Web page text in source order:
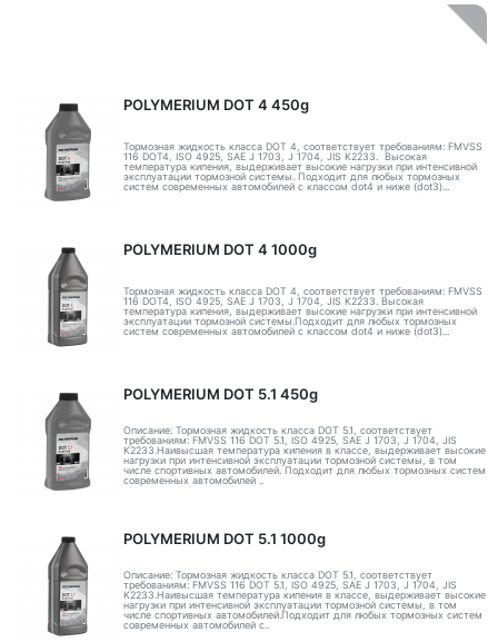
POLYMERIUM DOT 4 450g
Тормозная жидкость класса DOT 4, соответствует требованиям: FMVSS
116 DOT4, ISO 4925, SAE J 1703, J 1704, JIS K2233. Высокая
температура кипения, выдерживает высокие нагрузки при интенсивной
эксплуатации тормозной системы. Подходит для любых тормозных
систем современных автомобилей с классом dot4 и ниже (dot3)...
POLYMERIUM DOT 4 1000g
Тормозная жидкость класса DOT 4, соответствует требованиям: FMVSS
116 DOT4, ISO 4925, SAE J 1703, J 1704, JIS K2233. Высокая
температура кипения, выдерживает высокие нагрузки при интенсивной
эксплуатации тормозной системы.Подходит для любых тормозных
систем современных автомобилей с классом dot4 и ниже (dot3)...
POLYMERIUM DOT 5.1 450g
Описание: Тормозная жидкость класса DOT 5.1, соответствует
требованиям: FMVSS 116 DOT 5.1, ISO 4925, SAE J 1703, J 1704, JIS
K2233.Наивысшая температура кипения в классе, выдерживает высокие
нагрузки при интенсивной эксплуатации тормозной системы, в том
числе спортивных автомобилей. Подходит для любых тормозных систем
современных автомобилей ..
POLYMERIUM DOT 5.1 1000g
Описание: Тормозная жидкость класса DOT 5.1, соответствует
требованиям: FMVSS 116 DOT 5.1, ISO 4925, SAE J 1703, J 1704, JIS
K2233.Наивысшая температура кипения в классе, выдерживает высокие
нагрузки при интенсивной эксплуатации тормозной системы, в том
числе спортивных автомобилей.Подходит для любых тормозных систем
современных автомобилей с..